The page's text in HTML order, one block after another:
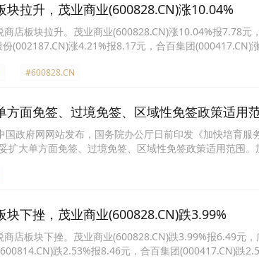
块拉升，茂业商业(600828.CN)涨10.04%
店板块拉升。茂业商业(600828.CN)涨10.04%报7.78
(002187.CN)涨4.21%报8.17元，合百集团
#600828.CN
方面免签、过境免签、区域性免签政策适用
国政府网网站发布，国务院办公厅日前印发《加快培育
扩大单方面免签、过境免签、区域性免签政策适用范围
中国”品牌，推进国际化消费环境建设，培育国际消费集
块下挫，茂业商业(600828.CN)跌3.99%
店板块下挫。茂业商业(600828.CN)跌3.99%报6.49元
跌2.53%报8.46元，合百集团(000417.CN)跌